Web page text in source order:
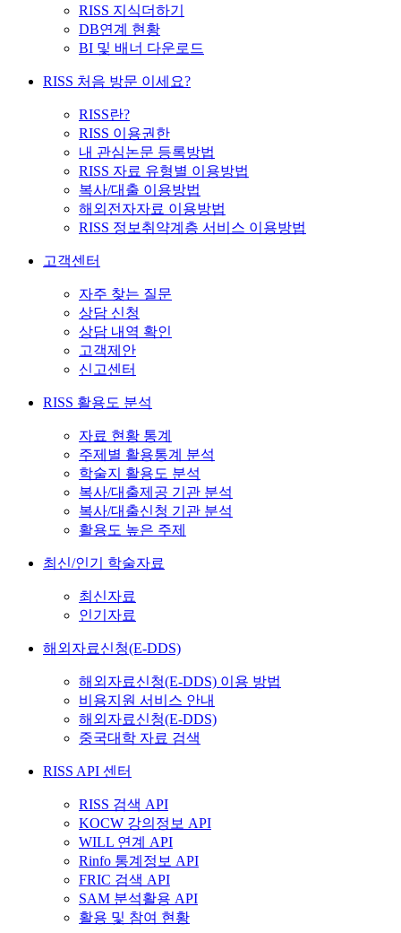
RISS 지식더하기
DB연계 현황
BI 및 배너 다운로드
RISS 처음 방문 이세요?
RISS란?
RISS 이용권한
내 관심논문 등록방법
RISS 자료 유형별 이용방법
복사/대출 이용방법
해외전자자료 이용방법
RISS 정보취약계층 서비스 이용방법
고객센터
자주 찾는 질문
상담 신청
상담 내역 확인
고객제안
신고센터
RISS 활용도 분석
자료 현황 통계
주제별 활용통계 분석
학술지 활용도 분석
복사/대출제공 기관 분석
복사/대출신청 기관 분석
활용도 높은 주제
최신/인기 학술자료
최신자료
인기자료
해외자료신청(E-DDS)
해외자료신청(E-DDS) 이용 방법
비용지원 서비스 안내
해외자료신청(E-DDS)
중국대학 자료 검색
RISS API 센터
RISS 검색 API
KOCW 강의정보 API
WILL 연계 API
Rinfo 통계정보 API
FRIC 검색 API
SAM 분석활용 API
활용 및 참여 현황